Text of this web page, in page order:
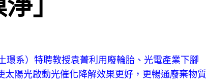
」
環系）特聘教授袁菁利用廢輪胎、光電產業下腳
陽光啟動光催化降解效果更好，更暢通廢棄物質